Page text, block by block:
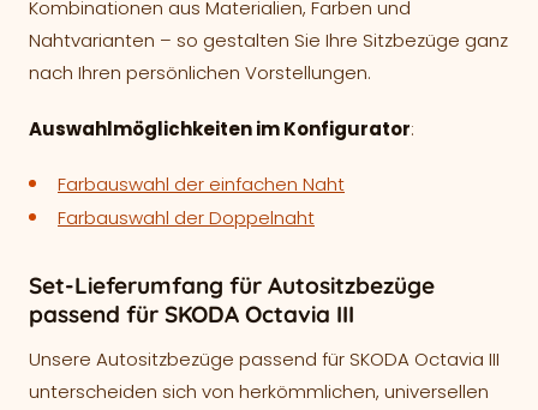
Kombinationen aus Materialien, Farben und
Nahtvarianten – so gestalten Sie Ihre Sitzbezüge ganz
nach Ihren persönlichen Vorstellungen.
Auswahlmöglichkeiten im Konfigurator:
Farbauswahl der einfachen Naht
Farbauswahl der Doppelnaht
Set-Lieferumfang für Autositzbezüge
passend für SKODA Octavia III
Unsere Autositzbezüge passend für SKODA Octavia III
unterscheiden sich von herkömmlichen, universellen